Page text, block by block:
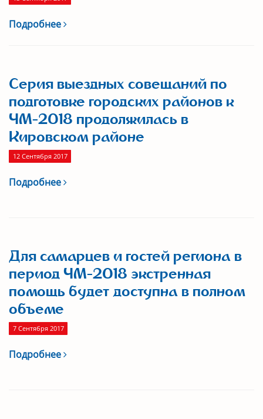
Подробнее
Серия выездных совещаний по
подготовке городских районов к
ЧМ-2018 продолжилась в
Кировском районе
12 Сентября 2017
Подробнее
Для самарцев и гостей региона в
период ЧМ-2018 экстренная
помощь будет доступна в полном
объеме
7 Сентября 2017
Подробнее